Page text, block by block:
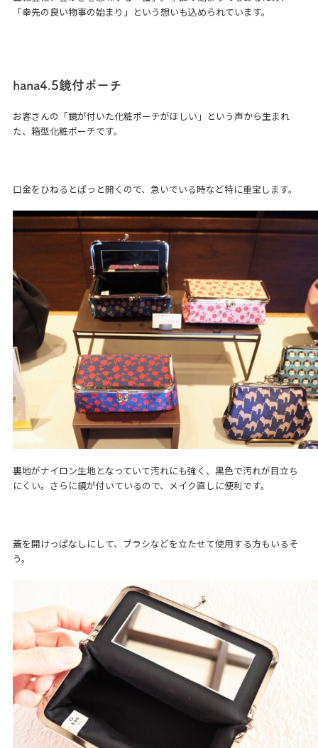
「幸先の良い物事の始まり」という想いも込められています。
hana4.5鏡付ポーチ
お客さんの「鏡が付いた化粧ポーチがほしい」という声から生まれ
た、箱型化粧ポーチです。
口金をひねるとぱっと開くので、急いでいる時など特に重宝します。
裏地がナイロン生地となっていて汚れにも強く、黒色で汚れが目立ち
にくい。さらに鏡が付いているので、メイク直しに便利です。
蓋を開けっぱなしにして、ブラシなどを立たせて使用する方もいるそ
う。